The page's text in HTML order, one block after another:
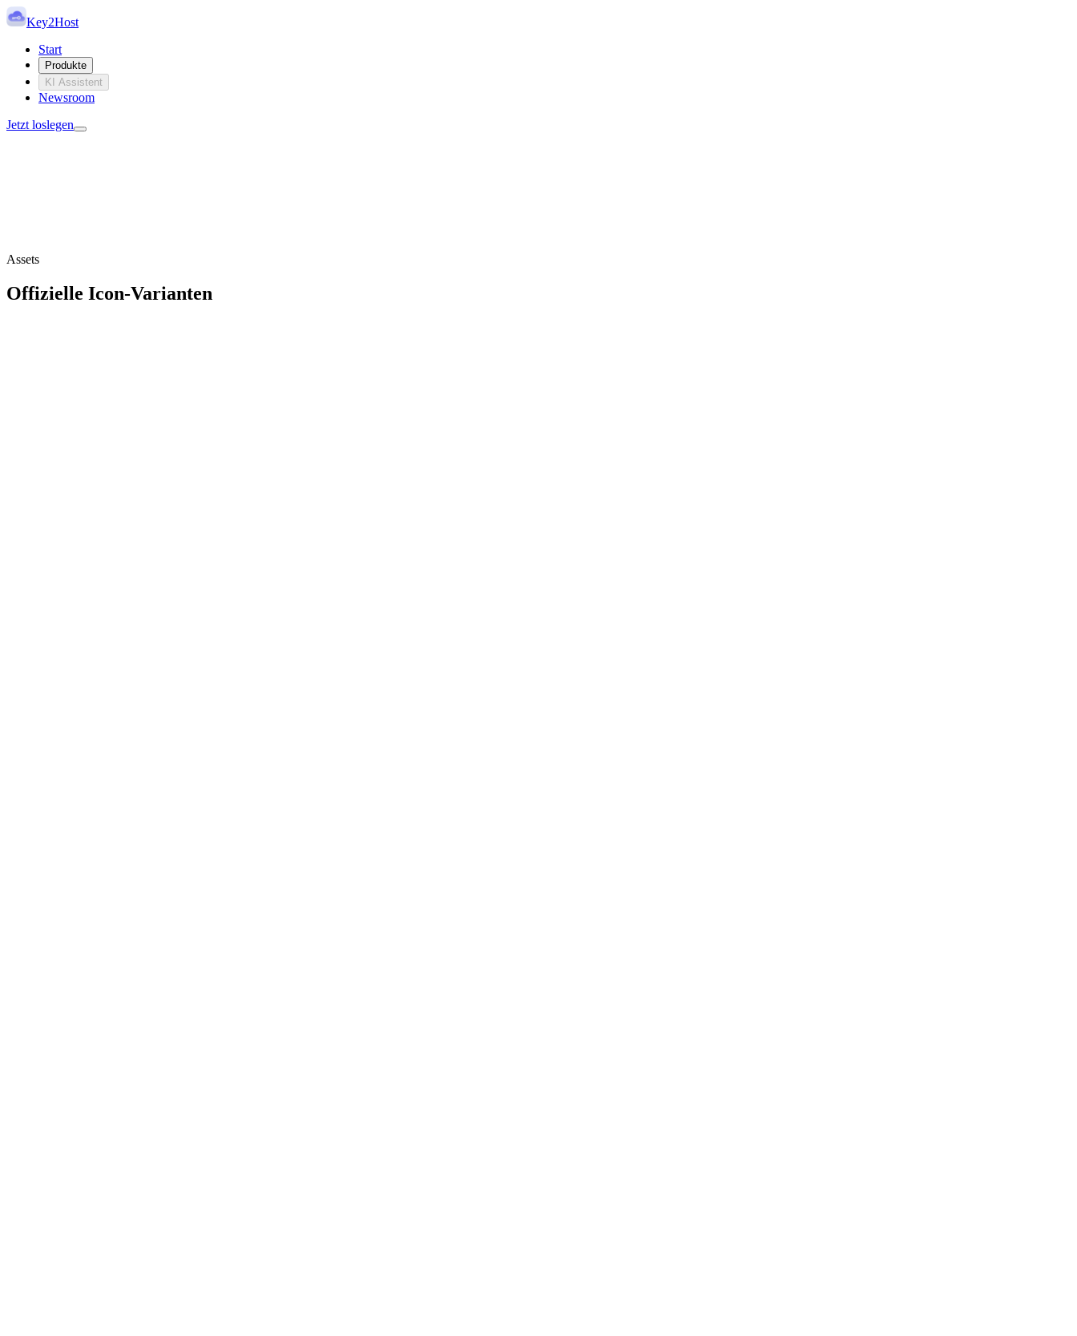
Key2Host
Start
Produkte
KI Assistent
Newsroom
Jetzt loslegen
Assets durchsuchen
Assets
Offizielle Icon-Varianten